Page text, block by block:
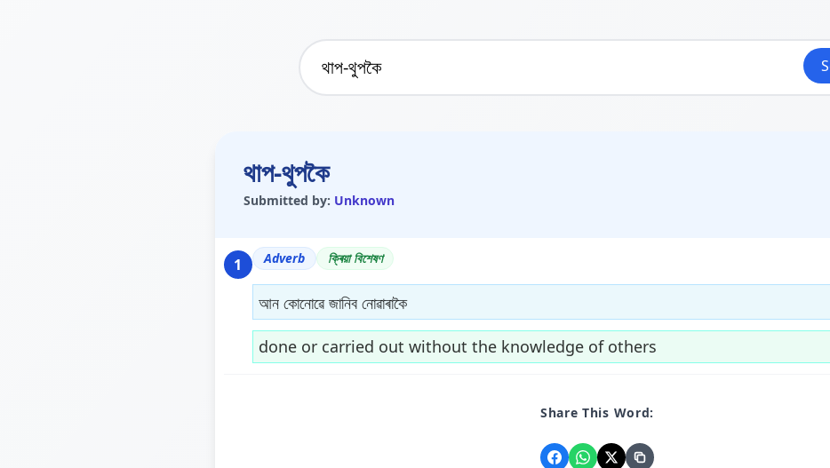
থাপ-থুপকৈ
Submitted by: Unknown
1 Adverb ক্ৰিয়া বিশেষণ
আন কোনোৱে জানিব নোৱাৰাকৈ
done or carried out without the knowledge of others
Share This Word: